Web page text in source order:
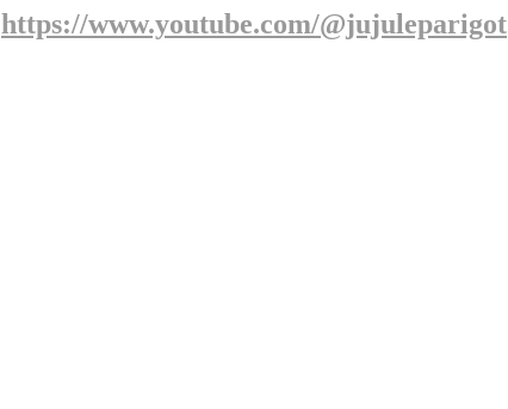
https://www.youtube.com/@jujuleparigot